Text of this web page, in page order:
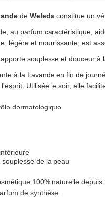
de Weleda constitue un
au parfum caractéristique,
légère et nourrissante, est
souplesse et douceur à
à la Lavande en fin de
Utilisée le soir, elle
dermatologique.
de la peau
100% naturelle
de synthèse.